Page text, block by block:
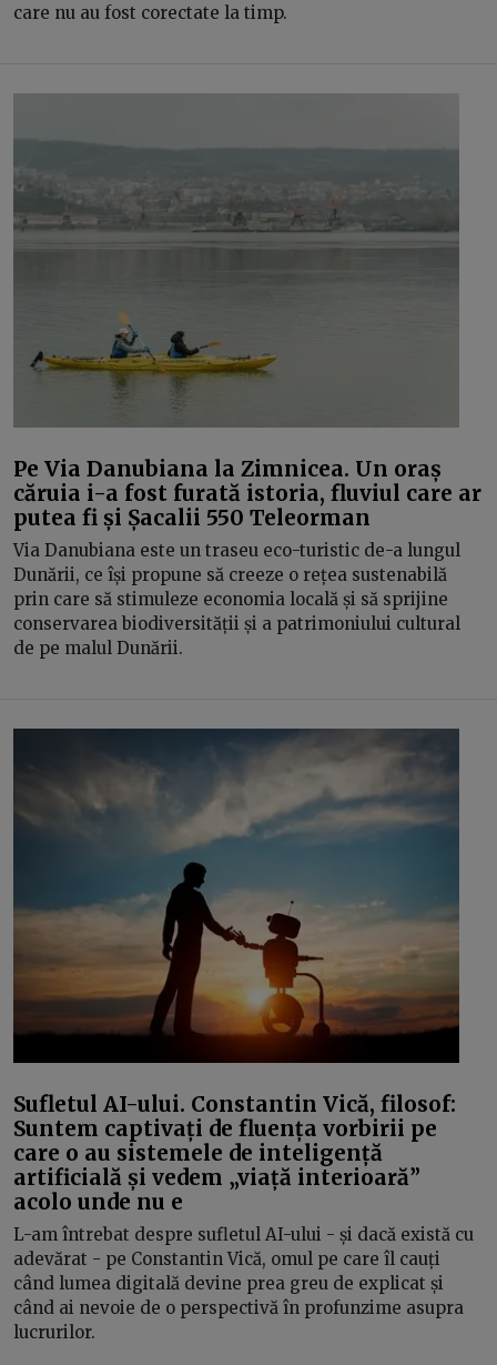
care nu au fost corectate la timp.
Pe Via Danubiana la Zimnicea. Un oraș
căruia i-a fost furată istoria, fluviul care ar
putea fi și Șacalii 550 Teleorman
Via Danubiana este un traseu eco-turistic de-a lungul
Dunării, ce își propune să creeze o rețea sustenabilă
prin care să stimuleze economia locală și să sprijine
conservarea biodiversității și a patrimoniului cultural
de pe malul Dunării.
Sufletul AI-ului. Constantin Vică, filosof:
Suntem captivați de fluența vorbirii pe
care o au sistemele de inteligență
artificială și vedem „viață interioară”
acolo unde nu e
L-am întrebat despre sufletul AI-ului - și dacă există cu
adevărat - pe Constantin Vică, omul pe care îl cauți
când lumea digitală devine prea greu de explicat și
când ai nevoie de o perspectivă în profunzime asupra
lucrurilor.